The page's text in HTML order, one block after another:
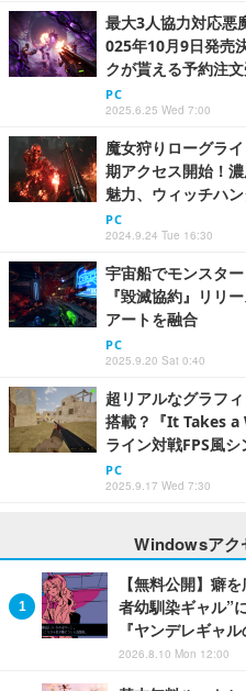
最大3人協力対応悪
025年10月9日発売
クが貰える予約注
PC
2025.6.25 Wed 7:00
魔女狩りローグラ
期アクセス開始！
魅力、ウィッチハ
PC
2024.9.24 Tue 16:30
宇宙船でモンスタ
『毀滅協約』リリ
アートを融合
PC
2025.9.20 Sat 0:40
超リアルなグラフ
搭載？『It Takes
ライン対戦FPS風
PC
2025.9.17 Wed 7:30
Windowsアク
【無料公開】癖
者幼馴染ギャル”
『ヤンデレギャ
2026.8.10 Mon 12:00